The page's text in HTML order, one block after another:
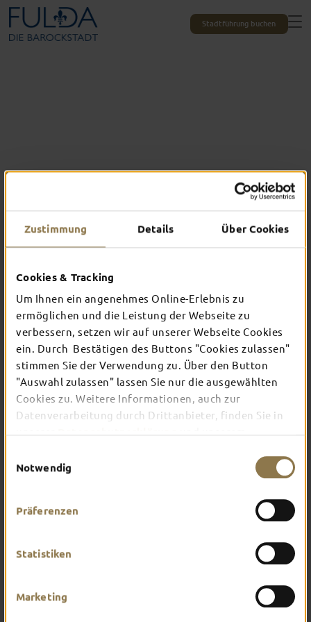
Zustimmung Details Über Cookies
Cookies & Tracking
Um Ihnen ein angenehmes Online-Erlebnis zu
ermöglichen und die Leistung der Webseite zu
verbessern, setzen wir auf unserer Webseite Cookies
ein. Durch Bestätigen des Buttons "Cookies zulassen"
stimmen Sie der Verwendung zu. Über den Button
"Auswahl zulassen" lassen Sie nur die ausgewählten
Cookies zu. Weitere Informationen, auch zur
Datenverarbeitung durch Drittanbieter, finden Sie in
Notwendig
Präferenzen
Statistiken
Marketing
Stadtführung buchen
Das erlebst du nur in Fulda
TOP-EVENTS
In Fulda ist irgendwo immer etwas los: Ob
Konzert, Musical, Erlebnis-Stadtführung oder
Theater – entdecke hier aktuelle Veranstaltungen
und Highlights in und um Fulda.